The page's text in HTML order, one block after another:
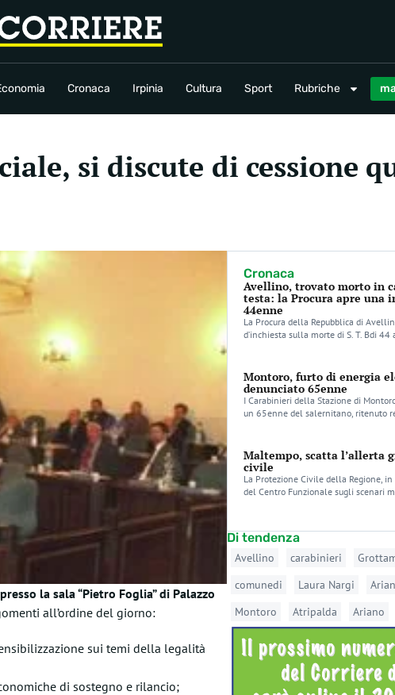
Cronaca Irpinia Cultura Sport Rubriche
Irpinia Sport Rubriche
si discute di cessione
la sala “Pietro Foglia” di Palazzo
all’ordine del giorno:
sui temi della legalità
di sostegno e rilancio;
Cronaca
Avellino, trovato morto in
testa: la Procura apre una
44enne
La Procura della Repubblica di
d’inchiesta sulla morte di S. T. Bdi
Montoro, furto di energia
denunciato 65enne
I Carabinieri della Stazione di
un 65enne del salernitano, ritenuto
Maltempo, scatta l’allerta
civile
La Protezione Civile della Regione,
del Centro Funzionale sugli scenari
Di tendenza
Avellino carabinieri
comunedi
Laura Nargi
Montoro
Atripalda Ariano